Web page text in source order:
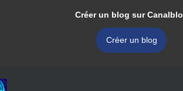
Créer un blog sur
Créer un blog